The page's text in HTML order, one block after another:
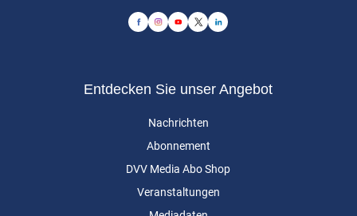
Entdecken Sie unser Angebot
Nachrichten
Abonnement
DVV Media Abo Shop
Veranstaltungen